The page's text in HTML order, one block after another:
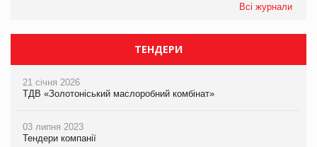
Всі журнали
ТЕНДЕРИ
21 січня 2026
ТДВ «Золотоніський маслоробний комбінат»
03 липня 2023
Тендери компанії